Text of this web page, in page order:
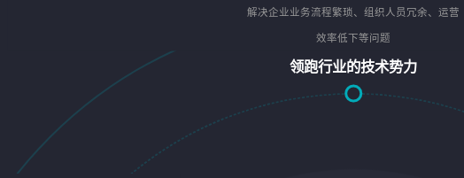
解决企业业务流程繁琐、组织人员冗余、运营
效率低下等问题
领跑行业的技术势力